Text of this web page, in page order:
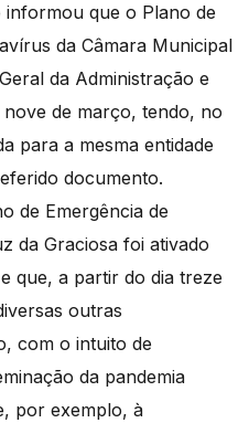
informou que o Plano de
da Câmara Municipal
da Administração e
de março, tendo, no
para a mesma entidade
documento.
de Emergência de
da Graciosa foi ativado
que, a partir do dia treze
outras
com o intuito de
da pandemia
por exemplo, à